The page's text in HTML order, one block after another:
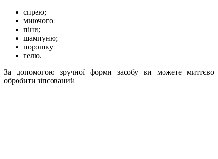
спрею;
миючого;
піни;
шампуню;
порошку;
гелю.
За допомогою зручної форми засобу ви можете миттєво
обробити зіпсований